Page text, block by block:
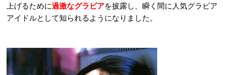
上げるために過激なグラビアを披露し、瞬く間に人気グラビア
アイドルとして知られるようになりました。